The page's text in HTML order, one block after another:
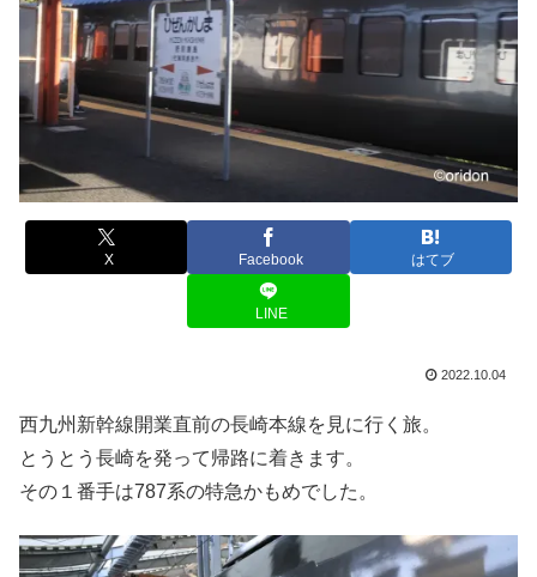
X Facebook はてブ
LINE
2022.10.04
西九州新幹線開業直前の長崎本線を見に行く旅。
とうとう長崎を発って帰路に着きます。
その１番手は787系の特急かもめでした。